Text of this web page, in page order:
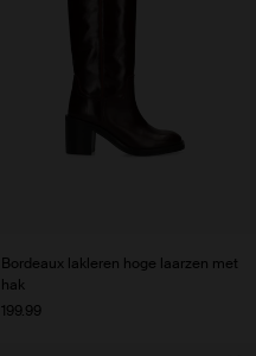
Bordeaux lakleren hoge laarzen met
hak
199.99